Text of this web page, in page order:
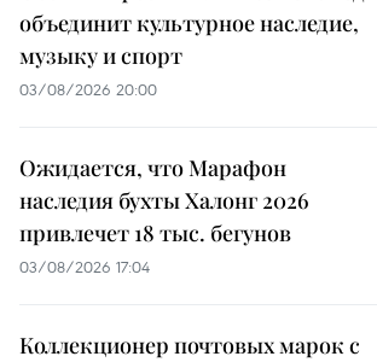
объединит культурное наследие,
музыку и спорт
03/08/2026 20:00
Ожидается, что Марафон
наследия бухты Халонг 2026
привлечет 18 тыс. бегунов
03/08/2026 17:04
Коллекционер почтовых марок с